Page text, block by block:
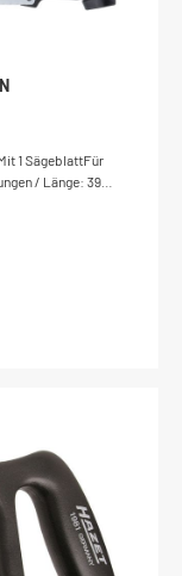
1 SägeblattFür
/ Länge: 390